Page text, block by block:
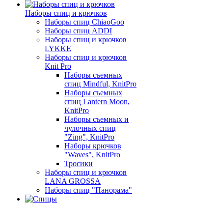
Наборы спиц и крючков
Наборы спиц ChiaoGoo
Наборы спиц ADDI
Наборы спиц и крючков
LYKKE
Наборы спиц и крючков
Knit Pro
Наборы съемных
спиц Mindful, KnitPro
Наборы съемных
спиц Lantern Moon,
KnitPro
Наборы съемных и
чулочных спиц
"Zing", KnitPro
Наборы крючков
"Waves", KnitPro
Тросики
Наборы спиц и крючков
LANA GROSSA
Наборы спиц "Панорама"